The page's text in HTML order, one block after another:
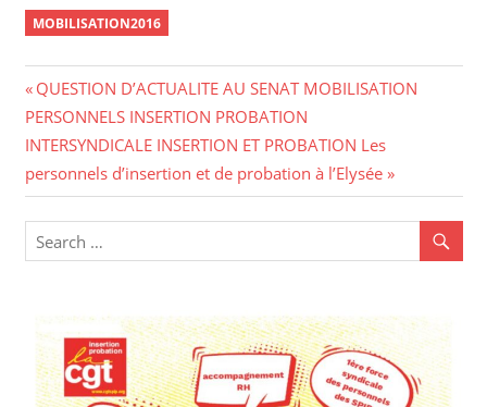
MOBILISATION2016
Navigation
de
l’article
Previous
Post:
QUESTION D’ACTUALITE AU SENAT MOBILISATION
PERSONNELS INSERTION PROBATION
Next
Post:
INTERSYNDICALE INSERTION ET PROBATION Les
personnels d’insertion et de probation à l’Elysée